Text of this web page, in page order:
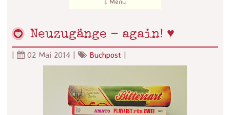
Neuzugänge - again! ♥
| 02 Mai 2014 | Buchpost |